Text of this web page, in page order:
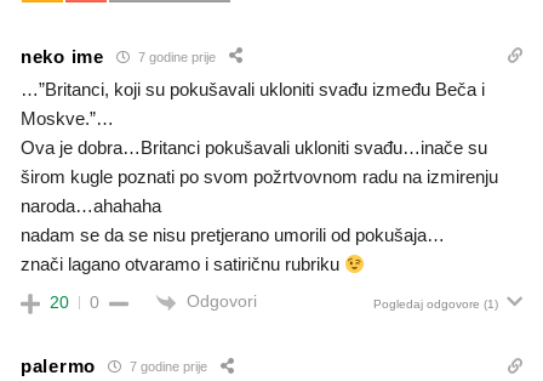
neko ime 7 godine prije
…”Britanci, koji su pokušavali ukloniti svađu između Beča i
Moskve.”…
Ova je dobra…Britanci pokušavali ukloniti svađu…inače su
širom kugle poznati po svom požrtvovnom radu na izmirenju
naroda…ahahaha
nadam se da se nisu pretjerano umorili od pokušaja…
znači lagano otvaramo i satiričnu rubriku
20 0 Odgovori Pogledaj odgovore (1)
palermo 7 godine prije